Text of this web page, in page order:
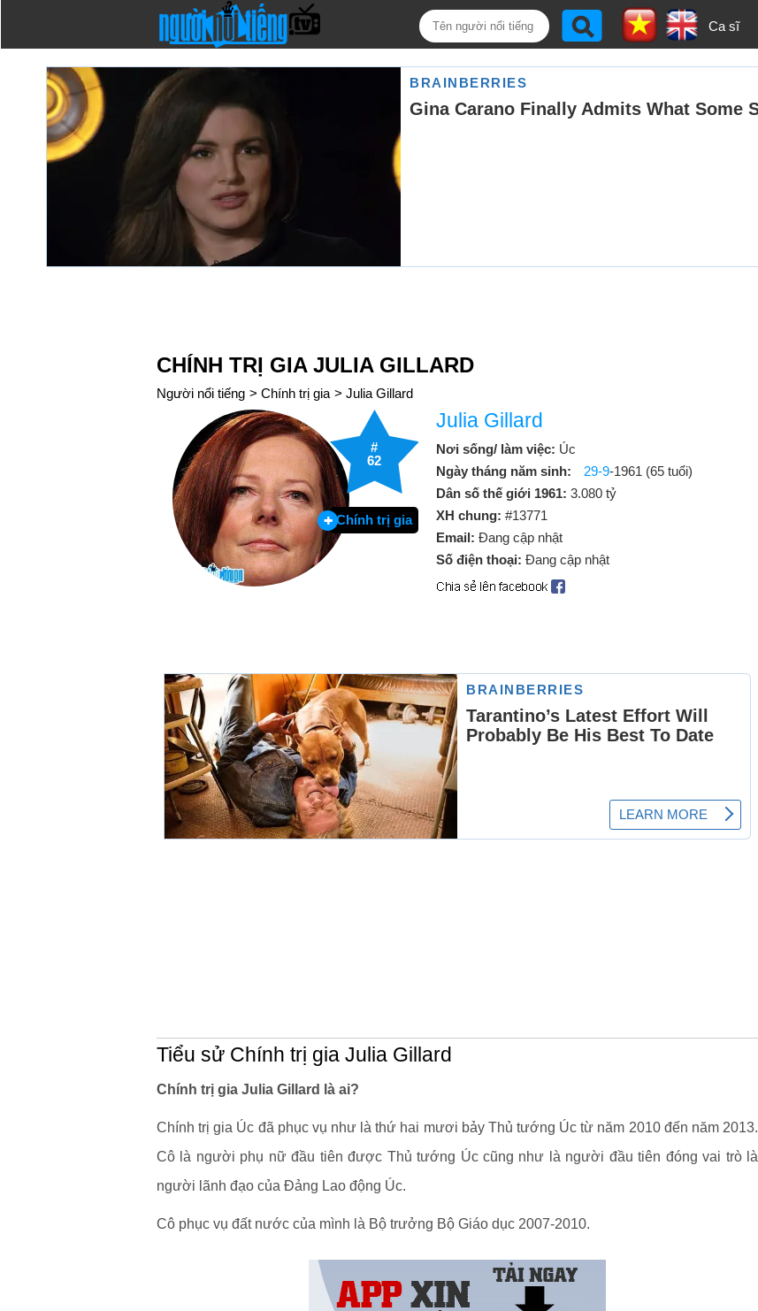
Ca sĩ
CHÍNH TRỊ GIA JULIA GILLARD
Người nổi tiếng > Chính trị gia > Julia Gillard
#
62
Chính trị gia
Julia Gillard
Nơi sống/ làm việc: Úc
Ngày tháng năm sinh:
29-9-1961 (65 tuổi)
Dân số thế giới 1961: 3.080 tỷ
XH chung: #13771
Email: Đang cập nhật
Số điện thoại: Đang cập nhật
Tiểu sử Chính trị gia Julia Gillard
Chính trị gia Julia Gillard là ai?
Chính trị gia Úc đã phục vụ như là thứ hai mươi bảy Thủ tướng Úc từ năm 2010 đến năm 2013.
Cô là người phụ nữ đầu tiên được Thủ tướng Úc cũng như là người đầu tiên đóng vai trò là
người lãnh đạo của Đảng Lao động Úc.
Cô phục vụ đất nước của mình là Bộ trưởng Bộ Giáo dục 2007-2010.